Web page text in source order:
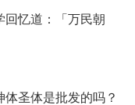
忆道：「万民朝
圣体是批发的吗？